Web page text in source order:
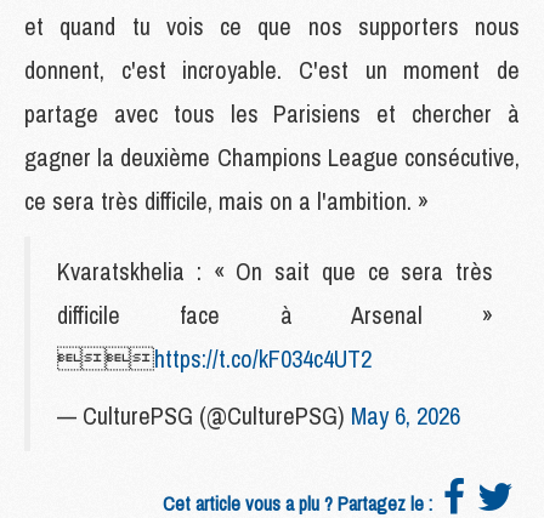
et quand tu vois ce que nos supporters nous
donnent, c'est incroyable. C'est un moment de
partage avec tous les Parisiens et chercher à
gagner la deuxième Champions League consécutive,
ce sera très difficile, mais on a l'ambition. »
Kvaratskhelia : « On sait que ce sera très
difficile face à Arsenal »
https://t.co/kF034c4UT2
— CulturePSG (@CulturePSG) May 6, 2026
Cet article vous a plu ? Partagez le :